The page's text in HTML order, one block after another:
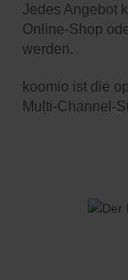
Jedes Angebot
Online-Shop
werden.
koomio ist die
Multi-Channel-